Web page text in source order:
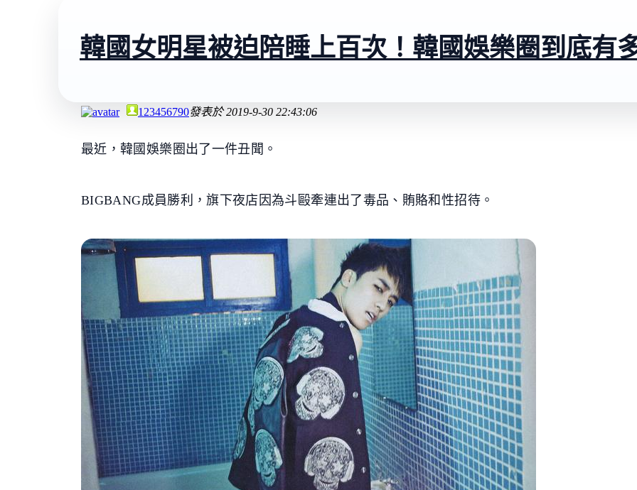
韓國女明星被迫陪睡上百次！韓國娛樂圈到底有
123456790發表於2019-9-30 22:43:06
最近，韓國娛樂圈出了一件丑聞。
BIGBANG成員勝利，旗下夜店因為斗毆牽連出了毒品、賄賂和性招待。